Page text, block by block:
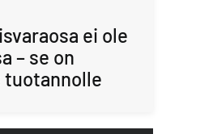
ei ole
– se on
tuotannolle